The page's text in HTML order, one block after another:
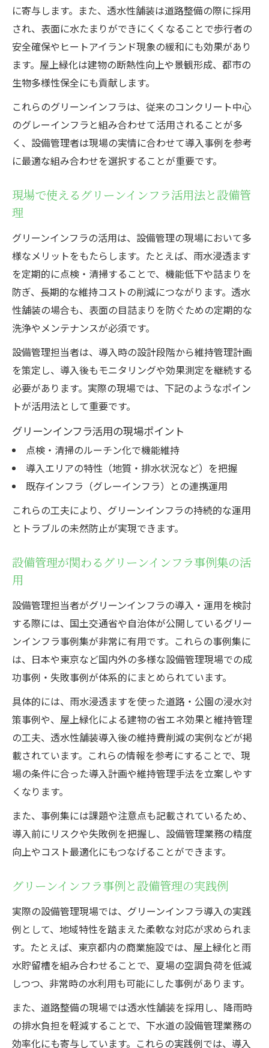
に寄与します。また、透水性舗装は道路整備の際に採用
され、表面に水たまりができにくくなることで歩行者の
安全確保やヒートアイランド現象の緩和にも効果があり
ます。屋上緑化は建物の断熱性向上や景観形成、都市の
生物多様性保全にも貢献します。
これらのグリーンインフラは、従来のコンクリート中心
のグレーインフラと組み合わせて活用されることが多
く、設備管理者は現場の実情に合わせて導入事例を参考
に最適な組み合わせを選択することが重要です。
現場で使えるグリーンインフラ活用法と設備管
理
グリーンインフラの活用は、設備管理の現場において多
様なメリットをもたらします。たとえば、雨水浸透ます
を定期的に点検・清掃することで、機能低下や詰まりを
防ぎ、長期的な維持コストの削減につながります。透水
性舗装の場合も、表面の目詰まりを防ぐための定期的な
洗浄やメンテナンスが必須です。
設備管理担当者は、導入時の設計段階から維持管理計画
を策定し、導入後もモニタリングや効果測定を継続する
必要があります。実際の現場では、下記のようなポイン
トが活用法として重要です。
グリーンインフラ活用の現場ポイント
点検・清掃のルーチン化で機能維持
導入エリアの特性（地質・排水状況など）を把握
既存インフラ（グレーインフラ）との連携運用
これらの工夫により、グリーンインフラの持続的な運用
とトラブルの未然防止が実現できます。
設備管理が関わるグリーンインフラ事例集の活
用
設備管理担当者がグリーンインフラの導入・運用を検討
する際には、国土交通省や自治体が公開しているグリー
ンインフラ事例集が非常に有用です。これらの事例集に
は、日本や東京など国内外の多様な設備管理現場での成
功事例・失敗事例が体系的にまとめられています。
具体的には、雨水浸透ますを使った道路・公園の浸水対
策事例や、屋上緑化による建物の省エネ効果と維持管理
の工夫、透水性舗装導入後の維持費削減の実例などが掲
載されています。これらの情報を参考にすることで、現
場の条件に合った導入計画や維持管理手法を立案しやす
くなります。
また、事例集には課題や注意点も記載されているため、
導入前にリスクや失敗例を把握し、設備管理業務の精度
向上やコスト最適化にもつなげることができます。
グリーンインフラ事例と設備管理の実践例
実際の設備管理現場では、グリーンインフラ導入の実践
例として、地域特性を踏まえた柔軟な対応が求められま
す。たとえば、東京都内の商業施設では、屋上緑化と雨
水貯留槽を組み合わせることで、夏場の空調負荷を低減
しつつ、非常時の水利用も可能にした事例があります。
また、道路整備の現場では透水性舗装を採用し、降雨時
の排水負担を軽減することで、下水道の設備管理業務の
効率化にも寄与しています。これらの実践例では、導入